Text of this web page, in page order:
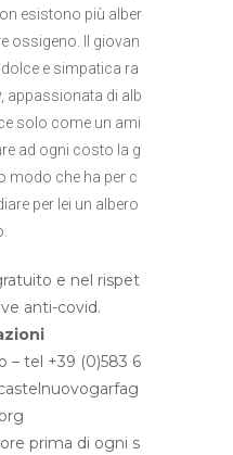
esistono più alber
ossigeno. Il giovan
e simpatica ra
appassionata di alb
solo come un ami
ad ogni costo la g
modo che ha per c
per lei un albero
e nel rispet
anti-covid.
– tel +39 (0)583 6
prima di ogni s